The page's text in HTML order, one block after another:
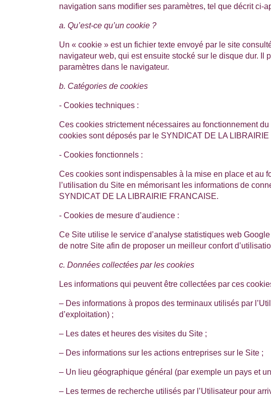
navigation sans modifier ses paramètres, tel que décrit ci-
a. Qu’est-ce qu’un cookie ?
Un « cookie » est un fichier texte envoyé par le site
navigateur web, qui est ensuite stocké sur le disque dur. Il
paramètres dans le navigateur.
b. Catégories de cookies
- Cookies techniques :
Ces cookies strictement nécessaires au fonctionnement
cookies sont déposés par le SYNDICAT DE LA
- Cookies fonctionnels :
Ces cookies sont indispensables à la mise en place et au
l’utilisation du Site en mémorisant les informations de
SYNDICAT DE LA LIBRAIRIE FRANCAISE.
- Cookies de mesure d’audience :
Ce Site utilise le service d’analyse statistiques web
de notre Site afin de proposer un meilleur confort
c. Données collectées par les cookies
Les informations qui peuvent être collectées par ces
– Des informations à propos des terminaux utilisés par
d’exploitation) ;
– Les dates et heures des visites du Site ;
– Des informations sur les actions entreprises sur le Site ;
– Un lieu géographique général (par exemple un pays et
– Les termes de recherche utilisés par l’Utilisateur pour